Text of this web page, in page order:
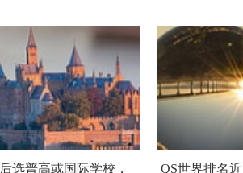
选普高或国际学校，
QS世界排名